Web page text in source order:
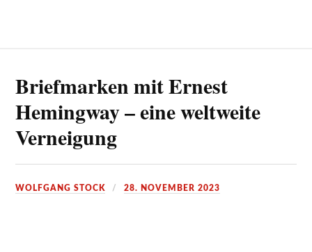
Briefmarken mit Ernest
Hemingway – eine weltweite
Verneigung
WOLFGANG STOCK 28. NOVEMBER 2023